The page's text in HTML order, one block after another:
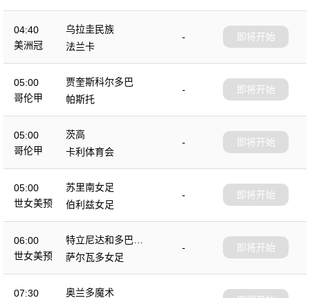
04:40
美洲冠
乌拉圭民族
-
法兰卡
即将开始
05:00
哥伦甲
贾奎斯科尔多巴
-
帕斯托
即将开始
05:00
哥伦甲
茨高
-
卡利体育会
即将开始
05:00
世女美预
苏里南女足
-
伯利兹女足
即将开始
06:00
世女美预
特立尼达和多巴哥
女足
-
萨尔瓦多女足
即将开始
07:30 奥兰多魔术